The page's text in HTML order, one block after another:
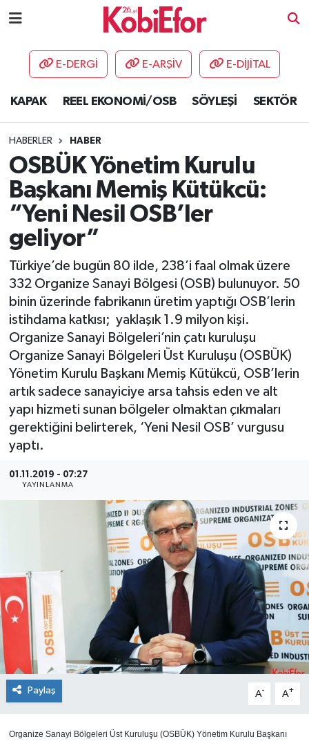
E-DERGİ E-ARŞİV E-DİJİTAL
KAPAK REEL EKONOMİ/OSB SÖYLEŞİ SEKTÖR
HABERLER HABER
OSBÜK Yönetim Kurulu
Başkanı Memiş Kütükcü:
“Yeni Nesil OSB’ler
geliyor”
Türkiye’de bugün 80 ilde, 238’i faal olmak üzere
332 Organize Sanayi Bölgesi (OSB) bulunuyor. 50
binin üzerinde fabrikanın üretim yaptığı OSB’lerin
istihdama katkısı; yaklaşık 1.9 milyon kişi.
Organize Sanayi Bölgeleri’nin çatı kuruluşu
Organize Sanayi Bölgeleri Üst Kuruluşu (OSBÜK)
Yönetim Kurulu Başkanı Memiş Kütükcü, OSB’lerin
artık sadece sanayiciye arsa tahsis eden ve alt
yapı hizmeti sunan bölgeler olmaktan çıkmaları
gerektiğini belirterek, ‘Yeni Nesil OSB’ vurgusu
yaptı.
01.11.2019 - 07:27
YAYINLANMA
Paylaş A- A+
Organize Sanayi Bölgeleri Üst Kuruluşu (OSBÜK) Yönetim Kurulu Başkanı
AKADEMİ
DESTEK-TEŞVİK
ETKİNLİK
GÜNCEL
HABERLER
KAPAK
OSB
SEKTÖR
ŞİRKET PANO
SÖYLEŞİ
YAŞAM